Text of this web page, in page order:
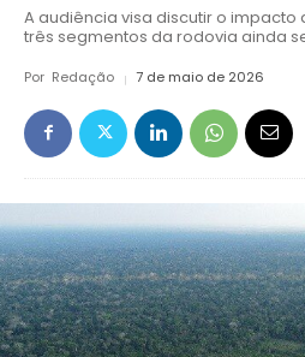
A audiência visa discutir o
três segmentos da rodovia ainda
Por Redação 7 de maio de 2026